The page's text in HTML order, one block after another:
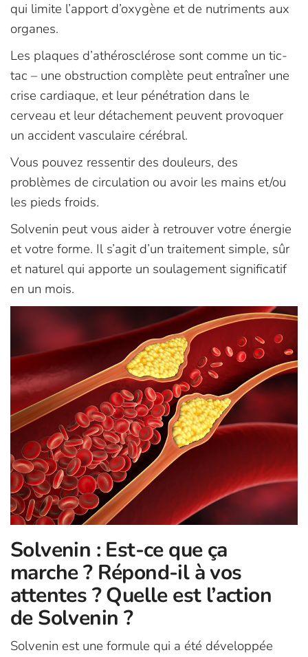
qui limite l’apport d’oxygène et de nutriments aux
organes.
Les plaques d’athérosclérose sont comme un tic-
tac – une obstruction complète peut entraîner une
crise cardiaque, et leur pénétration dans le
cerveau et leur détachement peuvent provoquer
un accident vasculaire cérébral.
Vous pouvez ressentir des douleurs, des
problèmes de circulation ou avoir les mains et/ou
les pieds froids.
Solvenin peut vous aider à retrouver votre énergie
et votre forme. Il s’agit d’un traitement simple, sûr
et naturel qui apporte un soulagement significatif
en un mois.
Solvenin : Est-ce que ça
marche ? Répond-il à vos
attentes ? Quelle est l’action
de Solvenin ?
Solvenin est une formule qui a été développée